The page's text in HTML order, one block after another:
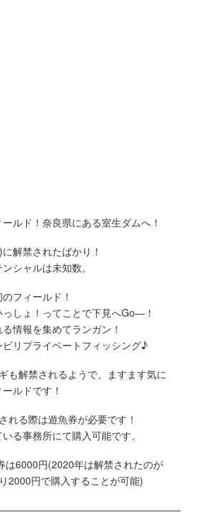
ルド！奈良県にある室生ダムへ！
解禁されたばかり！
シャルは未知数。
フィールド！
しょ！ってことで下見へGo—！
情報を集めてランガン！
リプライベートフィッシング♪
も解禁されるようで、ますます気に
ルドです！
れる際は遊魚券が必要です！
る事務所にて購入可能です。
は6000円(2020年は解禁されたのが
2000円で購入することが可能)